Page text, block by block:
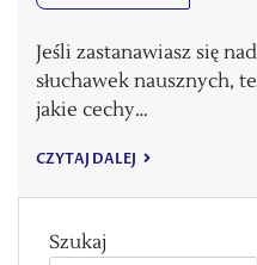
Jeśli zastanawiasz się
słuchawek nausznych,
jakie cechy…
CZYTAJ DALEJ
Szukaj